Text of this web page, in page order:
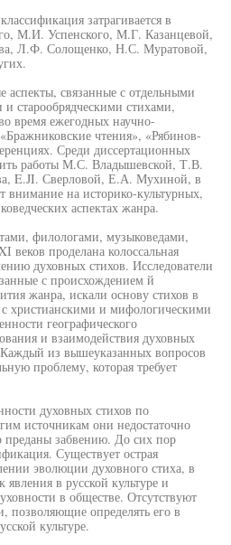
затрагивается в
М.И. Успенского, М.Г. Казанцевой,
Л.Ф. Солощенко, Н.С. Муратовой,
аспекты, связанные с отдельными
старообрядческими стихами,
время ежегодных научно-
чтения», «Рябинов-
Среди диссертационных
работы М.С. Владышевской, Т.В.
E.JI. Сверловой, Е.А. Мухиной, в
внимание на историко-культурных,
аспектах жанра.
филологами, музыковедами,
веков проделана колоссальная
духовных стихов. Исследователи
с происхождением й
жанра, искали основу стихов в
христианскими и мифологическими
географического
и взаимодействия духовных
из вышеуказанных вопросов
проблему, которая требует
духовных стихов по
источникам они недостаточно
забвению. До сих пор
Существует острая
эволюции духовного стиха, в
в русской культуре и
в обществе. Отсутствуют
позволяющие определять его в
культуре.